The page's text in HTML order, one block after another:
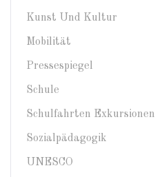
Kunst Und Kultur
Mobilität
Pressespiegel
Schule
Schulfahrten Exkursionen
Sozialpädagogik
UNESCO